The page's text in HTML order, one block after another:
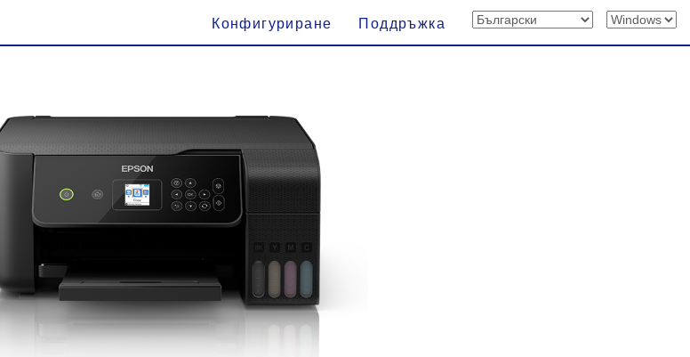
Конфигуриране Поддръжка